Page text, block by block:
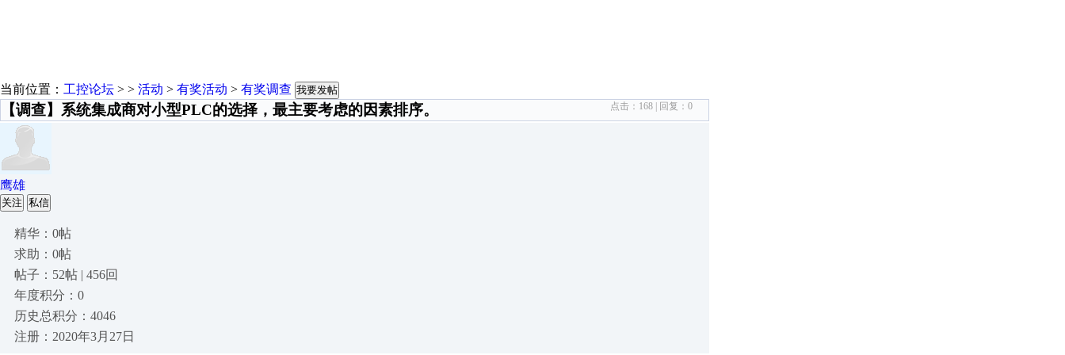
当前位置： 工控论坛 > > 活动 > 有奖活动 > 有奖调查 我要发帖
【调查】系统集成商对小型PLC的选择，最主要考虑的因素排序。 点击： 168 | 回复： 0
鹰雄
关注 私信
精华：0帖
求助：0帖
帖子：52帖 | 456回
年度积分：0
历史总积分：4046
注册：2020年3月27日